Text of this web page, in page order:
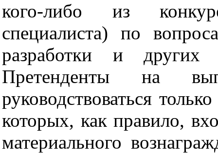
кого-либо из
специалиста) по в
разработки и других
Претенденты на
руководствоваться
которых, как правило,
материального